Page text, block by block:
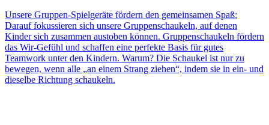
Unsere Gruppen-Spielgeräte fördern den gemeinsamen Spaß:
Darauf fokussieren sich unsere Gruppenschaukeln, auf denen
Kinder sich zusammen austoben können. Gruppenschaukeln fördern
das Wir-Gefühl und schaffen eine perfekte Basis für gutes
Teamwork unter den Kindern. Warum? Die Schaukel ist nur zu
bewegen, wenn alle „an einem Strang ziehen“, indem sie in ein- und
dieselbe Richtung schaukeln.